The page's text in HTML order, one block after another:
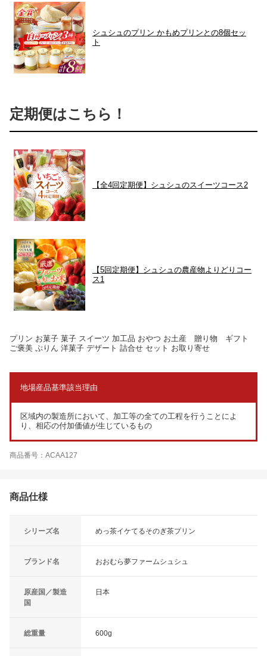
シュシュのプリン かもめプリンとの8個セッ
ト
定期便はこちら！
【全4回定期便】シュシュのスイーツコース2
【5回定期便】シュシュの農産物よりどりコー
ス1
プリン お菓子 菓子 スイーツ 加工品 おやつ お土産 贈り物 ギフト
ご褒美 ぷりん 洋菓子 デザート 詰合せ セット お取り寄せ
地場産品基準該当理由
区域内の製造所において、加工等の全ての工程を行うことによ
り、相応の付加価値が生じているもの
商品番号：ACAA127
商品仕様
シリーズ名 めっ茶イケてるそのぎ茶プリン
ブランド名 おおむら夢ファームシュシュ
原産国／製造
国
日本
総重量 600g